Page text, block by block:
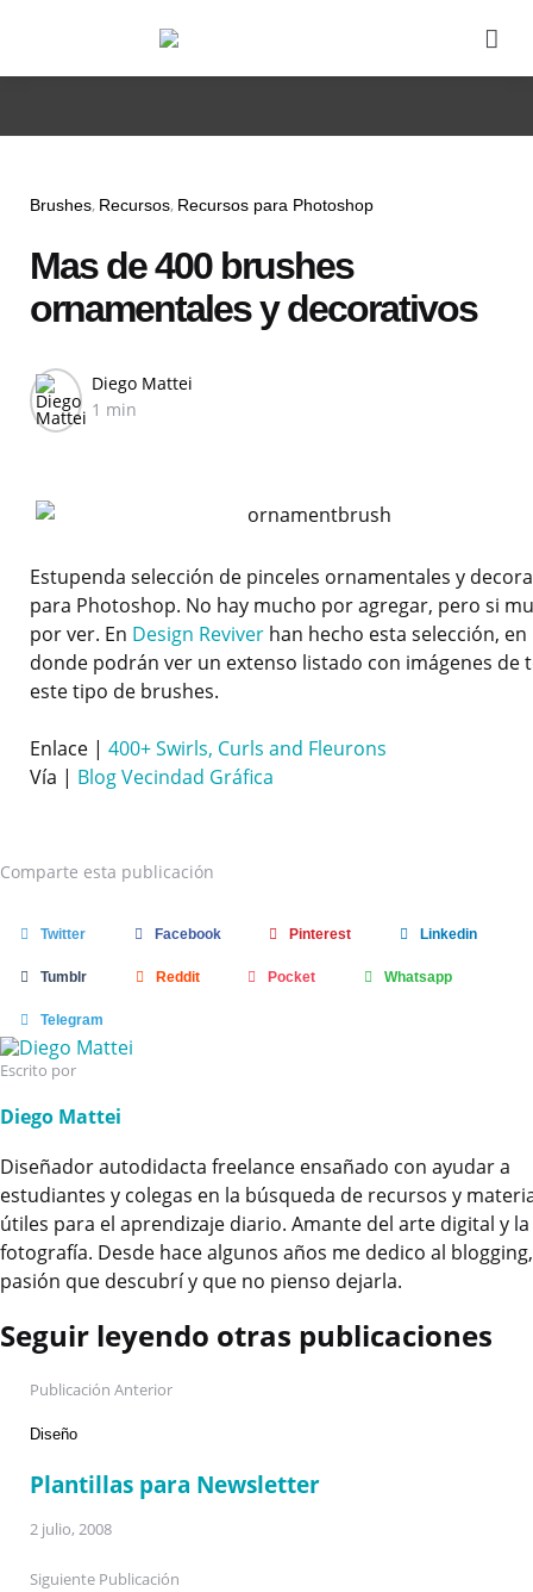
Categories
Brushes Recursos Recursos para Photoshop
Mas de 400 brushes
ornamentales y decorativos
Posted
by
Diego Mattei
1 min
Estupenda selección de pinceles ornamentales y
para Photoshop. No hay mucho por agregar, pero si
por ver. En Design Reviver han hecho esta selección, en
donde podrán ver un extenso listado con imágenes de
este tipo de brushes.
Enlace | 400+ Swirls, Curls and Fleurons
Vía | Blog Vecindad Gráfica
Comparte esta publicación
Twitter Facebook Pinterest Linkedin
Tumblr Reddit Pocket Whatsapp
Telegram
Escrito por
Diego Mattei
Diseñador autodidacta freelance ensañado con ayudar a
estudiantes y colegas en la búsqueda de recursos y
útiles para el aprendizaje diario. Amante del arte digital y la
fotografía. Desde hace algunos años me dedico al
pasión que descubrí y que no pienso dejarla.
Seguir leyendo otras publicaciones
Post
navigation
Publicación Anterior
Diseño
Plantillas para Newsletter
2 julio, 2008
Siguiente Publicación